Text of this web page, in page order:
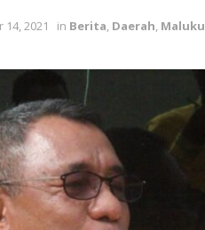
14, 2021 in Berita, Daerah, Maluku